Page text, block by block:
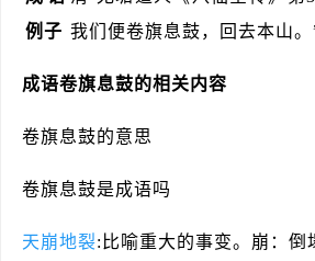
例子 我们便卷旗息鼓，回去本山。
成语卷旗息鼓的相关内容
卷旗息鼓的意思
卷旗息鼓是成语吗
天崩地裂:比喻重大的事变。崩：倒